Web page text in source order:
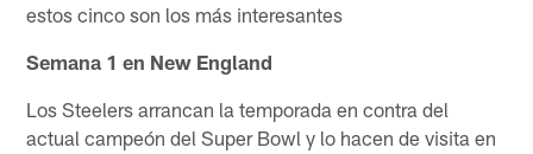
estos cinco son los más interesantes
Semana 1 en New England
Los Steelers arrancan la temporada en contra del
actual campeón del Super Bowl y lo hacen de visita en